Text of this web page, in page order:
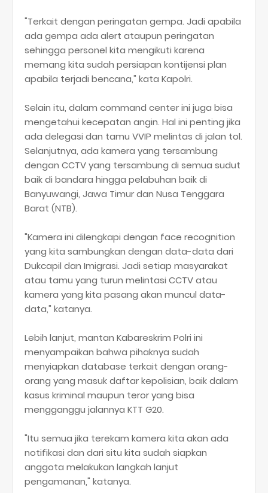
"Terkait dengan peringatan gempa. Jadi apabila
ada gempa ada alert ataupun peringatan
sehingga personel kita mengikuti karena
memang kita sudah persiapan kontijensi plan
apabila terjadi bencana," kata Kapolri.
Selain itu, dalam command center ini juga bisa
mengetahui kecepatan angin. Hal ini penting jika
ada delegasi dan tamu VVIP melintas di jalan tol.
Selanjutnya, ada kamera yang tersambung
dengan CCTV yang tersambung di semua sudut
baik di bandara hingga pelabuhan baik di
Banyuwangi, Jawa Timur dan Nusa Tenggara
Barat (NTB).
"Kamera ini dilengkapi dengan face recognition
yang kita sambungkan dengan data-data dari
Dukcapil dan Imigrasi. Jadi setiap masyarakat
atau tamu yang turun melintasi CCTV atau
kamera yang kita pasang akan muncul data-
data," katanya.
Lebih lanjut, mantan Kabareskrim Polri ini
menyampaikan bahwa pihaknya sudah
menyiapkan database terkait dengan orang-
orang yang masuk daftar kepolisian, baik dalam
kasus kriminal maupun teror yang bisa
mengganggu jalannya KTT G20.
"Itu semua jika terekam kamera kita akan ada
notifikasi dan dari situ kita sudah siapkan
anggota melakukan langkah lanjut
pengamanan," katanya.